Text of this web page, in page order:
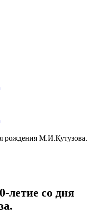
рождения М.И.Кутузова.
летие со дня